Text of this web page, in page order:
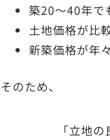
築20〜40年で
土地価格が比
新築価格が年
そのため、
「立地